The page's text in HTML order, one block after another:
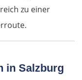
zu einer
in Salzburg